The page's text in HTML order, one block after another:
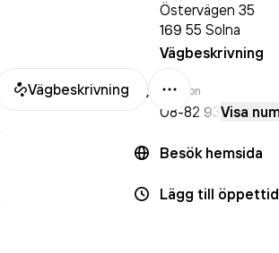
Vägbeskrivning
Mer
Östervägen 35
169 55 Solna
Vägbeskrivning
Telefon
08-82 93Visa
Besök hemsida
Lägg till